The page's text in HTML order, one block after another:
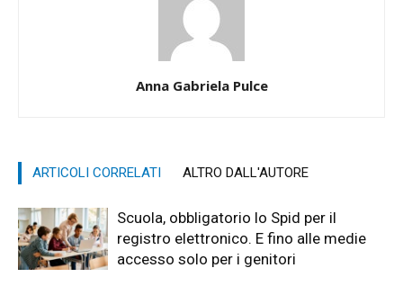
Anna Gabriela Pulce
ARTICOLI CORRELATI ALTRO DALL'AUTORE
Scuola, obbligatorio lo Spid per il
registro elettronico. E fino alle medie
accesso solo per i genitori